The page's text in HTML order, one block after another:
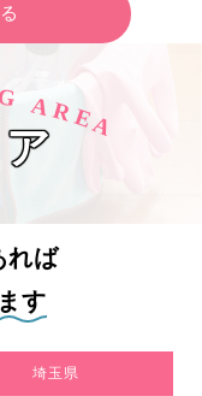
範囲内で明確
において個人
の当社サービ
サービス提供
す。
様の個人情報
情報の利用範囲
示について」
AREA
れば
す
埼玉県